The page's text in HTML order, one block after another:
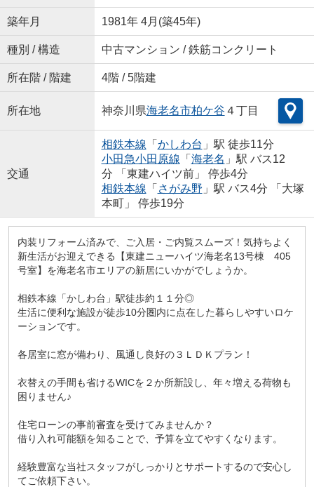
築年月 1981年 4月(築45年)
種別 / 構造 中古マンション / 鉄筋コンクリート
所在階 / 階建 4階 / 5階建
所在地 神奈川県海老名市柏ケ谷 ４丁目
交通
相鉄本線 「 かしわ台 」駅 徒歩11分
小田急小田原線 「 海老名 」駅 バス12
分 「東建ハイツ前」 停歩4分
相鉄本線 「 さがみ野 」駅 バス4分 「大塚
本町」 停歩19分
内装リフォーム済みで、ご入居・ご内覧スムーズ！気持ちよく
新生活がお迎えできる【東建ニューハイツ海老名13号棟 405
号室】を海老名市エリアの新居にいかがでしょうか。
相鉄本線「かしわ台」駅徒歩約１１分◎
生活に便利な施設が徒歩10分圏内に点在した暮らしやすいロケ
ーションです。
各居室に窓が備わり、風通し良好の３ＬＤＫプラン！
衣替えの手間も省けるWICを２か所新設し、年々増える荷物も
困りません♪
住宅ローンの事前審査を受けてみませんか？
借り入れ可能額を知ることで、予算を立てやすくなります。
経験豊富な当社スタッフがしっかりとサポートするので安心し
てご依頼下さい。